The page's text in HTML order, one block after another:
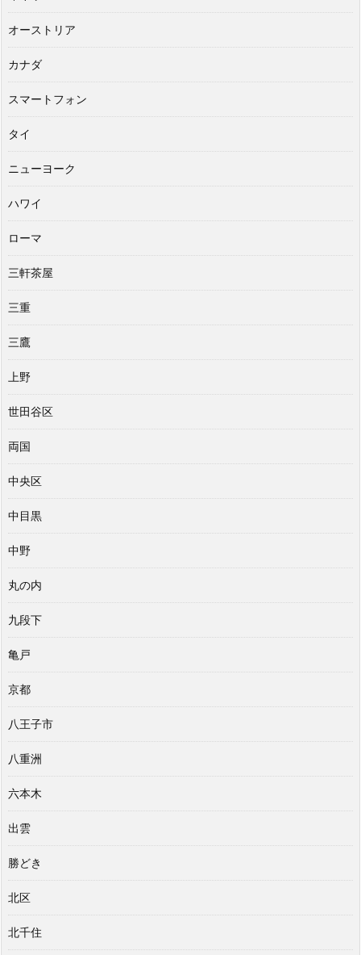
オーストリア
カナダ
スマートフォン
タイ
ニューヨーク
ハワイ
ローマ
三軒茶屋
三重
三鷹
上野
世田谷区
両国
中央区
中目黒
中野
丸の内
九段下
亀戸
京都
八王子市
八重洲
六本木
出雲
勝どき
北区
北千住